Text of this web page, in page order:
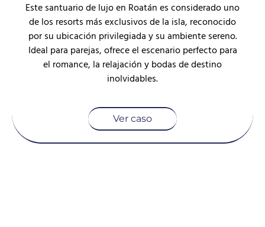
Este santuario de lujo en Roatán es considerado uno
de los resorts más exclusivos de la isla, reconocido
por su ubicación privilegiada y su ambiente sereno.
Ideal para parejas, ofrece el escenario perfecto para
el romance, la relajación y bodas de destino
inolvidables.
Ver caso